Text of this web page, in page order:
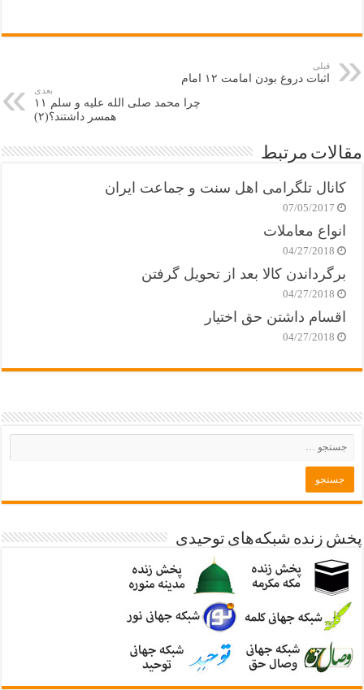
قبلی
اثبات دروغ بودن امامت ۱۲ امام
بعدی
چرا محمد صلی الله علیه و سلم ۱۱
همسر داشتند؟(۲)
مقالات مرتبط
کانال تلگرامی اهل سنت و جماعت ایران
07/05/2017
انواع معاملات
04/27/2018
برگرداندن کالا بعد از تحویل گرفتن
04/27/2018
اقسام داشتن حق اختیار
04/27/2018
پخش زنده شبکه‌های توحیدی